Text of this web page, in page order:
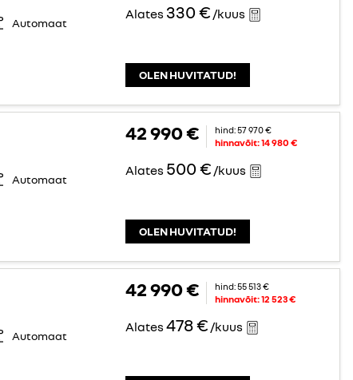
Alates 330 € /kuus
Automaat
OLEN HUVITATUD!
42 990 € hind:57 970 €
hinnavõit:14 980 €
Alates 500 € /kuus
Automaat
OLEN HUVITATUD!
42 990 € hind:55 513 €
hinnavõit:12 523 €
Alates 478 € /kuus
Automaat